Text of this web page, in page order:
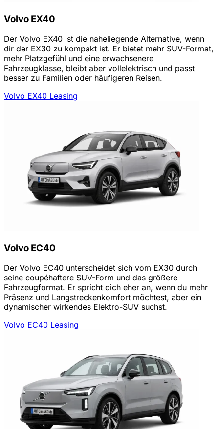
Volvo EX40
Der Volvo EX40 ist die naheliegende Alternative, wenn
dir der EX30 zu kompakt ist. Er bietet mehr SUV-Format,
mehr Platzgefühl und eine erwachsenere
Fahrzeugklasse, bleibt aber vollelektrisch und passt
besser zu Familien oder häufigeren Reisen.
Volvo EX40 Leasing
Volvo EC40
Der Volvo EC40 unterscheidet sich vom EX30 durch
seine coupéhaftere SUV-Form und das größere
Fahrzeugformat. Er spricht dich eher an, wenn du mehr
Präsenz und Langstreckenkomfort möchtest, aber ein
dynamischer wirkendes Elektro-SUV suchst.
Volvo EC40 Leasing